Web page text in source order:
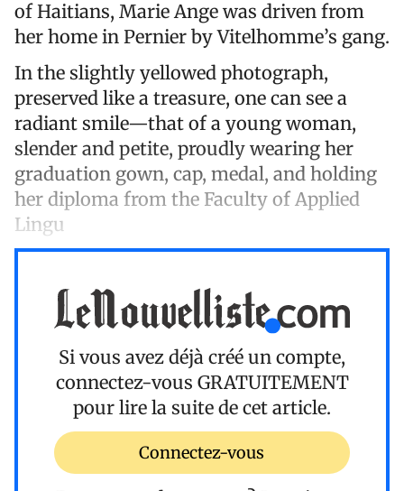
of Haitians, Marie Ange was driven from
her home in Pernier by Vitelhomme’s gang.
In the slightly yellowed photograph,
preserved like a treasure, one can see a
radiant smile—that of a young woman,
slender and petite, proudly wearing her
graduation gown, cap, medal, and holding
her diploma from the Faculty of Applied
Lingu
Si vous avez déjà créé un compte,
connectez-vous GRATUITEMENT
pour lire la suite de cet article.
Connectez-vous